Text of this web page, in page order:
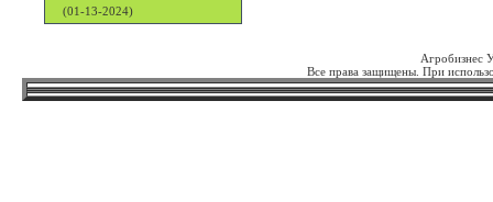
(01-13-2024)
Агробизнес
Все права защищены. При